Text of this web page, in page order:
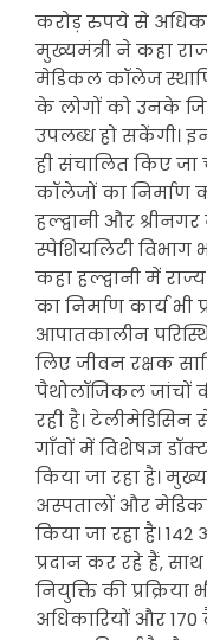
करोड़ रुपये से अधिक
मुख्यमंत्री ने कहा
मेडिकल कॉलेज
के लोगों को उनके
उपलब्ध हो सकेंगी।
ही संचालित किए
कॉलेजों का निर्माण
हल्द्वानी और
स्पेशियलिटी विभाग
कहा हल्द्वानी में
का निर्माण कार्य भी
आपातकालीन
लिए जीवन रक्षक
पैथोलॉजिकल जांचों
रही है।
गाँवों में विशेषज्ञ
किया जा रहा है।
अस्पतालों और
किया जा रहा है। 142
प्रदान कर रहे हैं,
नियुक्ति की प्रक्रिया
अधिकारियों और 170